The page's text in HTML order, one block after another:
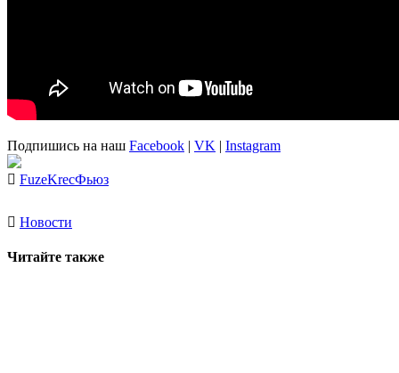
Подпишись на наш Facebook | VK | Instagram
FuzeKrecФьюз
Новости
Читайте также